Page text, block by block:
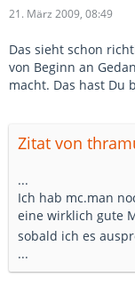
21. März 2009, 08:49
Das sieht schon
von Beginn an
macht. Das hast Du
Zitat von
...
Ich hab mc.man
eine wirklich gute
sobald ich es
...